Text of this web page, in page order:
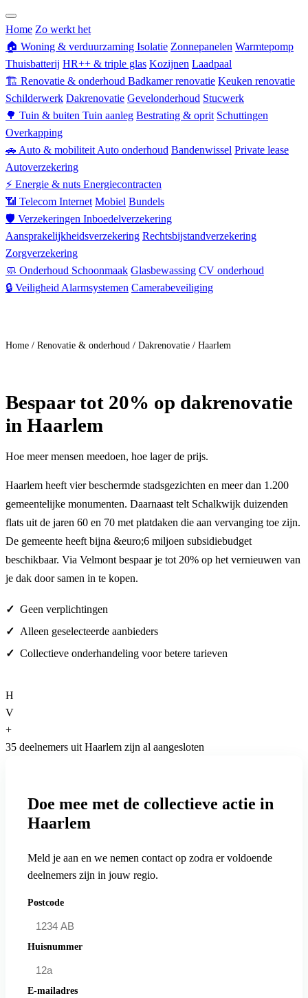
Home Zo werkt het
🏠 Woning & verduurzaming Isolatie Zonnepanelen Warmtepomp
Thuisbatterij HR++ & triple glas Kozijnen Laadpaal
🏗 Renovatie & onderhoud Badkamer renovatie Keuken renovatie
Schilderwerk Dakrenovatie Gevelonderhoud Stucwerk
🌳 Tuin & buiten Tuin aanleg Bestrating & oprit Schuttingen
Overkapping
🚗 Auto & mobiliteit Auto onderhoud Bandenwissel Private lease
Autoverzekering
⚡ Energie & nuts Energiecontracten
📶 Telecom Internet Mobiel Bundels
🛡 Verzekeringen Inboedelverzekering
Aansprakelijkheidsverzekering Rechtsbijstandverzekering
Zorgverzekering
🧼 Onderhoud Schoonmaak Glasbewassing CV onderhoud
🔒 Veiligheid Alarmsystemen Camerabeveiliging
Home / Renovatie & onderhoud / Dakrenovatie / Haarlem
Bespaartot 20% op dakrenovatie
in Haarlem
Hoe meer mensen meedoen, hoe lager de prijs.
Haarlem heeft vier beschermde stadsgezichten en meer dan 1.200
gemeentelijke monumenten. Daarnaast telt Schalkwijk duizenden
flats uit de jaren 60 en 70 met platdaken die aan vervanging toe zijn.
De gemeente heeft bijna &euro;6 miljoen subsidiebudget
beschikbaar. Via Velmont bespaar je tot 20% op het vernieuwen van
je dak door samen in te kopen.
Geen verplichtingen
Alleen geselecteerde aanbieders
Collectieve onderhandeling voor betere tarieven
H
V
+
35 deelnemers uit Haarlem zijn al aangesloten
Doe mee met de collectieve actie in
Haarlem
Meld je aan en we nemen contact op zodra er voldoende
deelnemers zijn in jouw regio.
Postcode
Huisnummer
E-mailadres